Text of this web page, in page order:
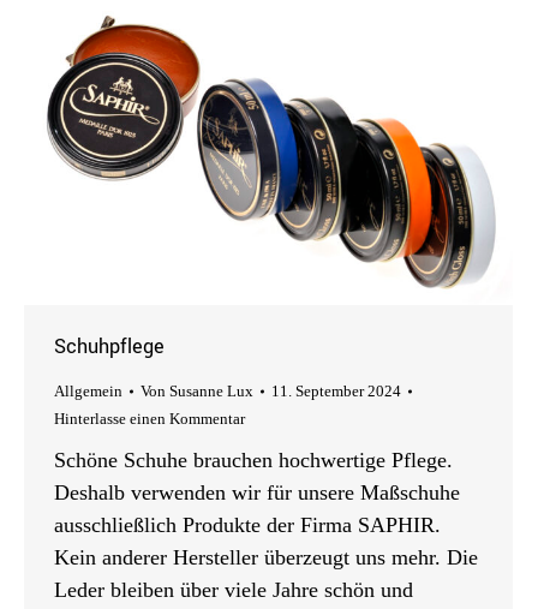
Schuhpflege
Allgemein Von Susanne Lux
11. September 2024
Hinterlasse einen Kommentar
Schöne Schuhe brauchen hochwertige Pflege.
Deshalb verwenden wir für unsere Maßschuhe
ausschließlich Produkte der Firma SAPHIR.
Kein anderer Hersteller überzeugt uns mehr. Die
Leder bleiben über viele Jahre schön und